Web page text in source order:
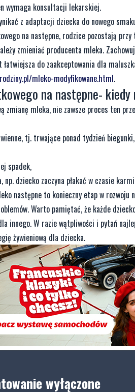
wymaga konsultacji lekarskiej.
z adaptacji dziecka do nowego
na następne, rodzice pozostają
zmieniać producenta mleka.
do zaakceptowania dla
mleko-modyfikowane.html.
na następne-
zmianę mleka, nie zawsze proces ten
tj. trwające ponad tydzień
spadek,
np. dziecko zaczyna płakać w czasie
następne to konieczny etap w
Warto pamiętać, że każde
innego. W razie wątpliwości i pytań
żywieniową dla dziecka.
wyłączone